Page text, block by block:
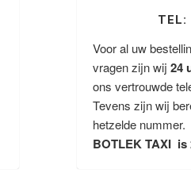
TEL:
Voor al uw
vragen zijn wij 24
ons vertrouwde
Tevens zijn wij
hetzelde nummer.
BOTLEK TAXI is